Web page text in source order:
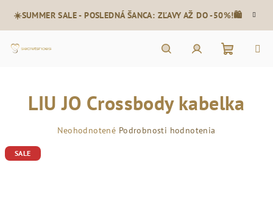
obsah
☀️SUMMER SALE - POSLEDNÁ ŠANCA: ZĽAVY AŽ DO -50%!🛍️
košík
LIU JO Crossbody kabelka
Priemerné
Neohodnotené Podrobnosti hodnotenia
SALE